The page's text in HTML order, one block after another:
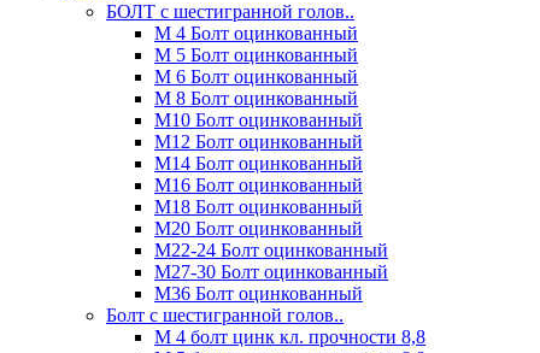
БОЛТ с шестигранной голов..
М 4 Болт оцинкованный
М 5 Болт оцинкованный
М 6 Болт оцинкованный
М 8 Болт оцинкованный
М10 Болт оцинкованный
М12 Болт оцинкованный
М14 Болт оцинкованный
М16 Болт оцинкованный
М18 Болт оцинкованный
М20 Болт оцинкованный
М22-24 Болт оцинкованный
М27-30 Болт оцинкованный
М36 Болт оцинкованный
Болт с шестигранной голов..
М 4 болт цинк кл. прочности 8,8